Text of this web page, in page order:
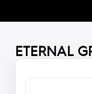
ETERNAL